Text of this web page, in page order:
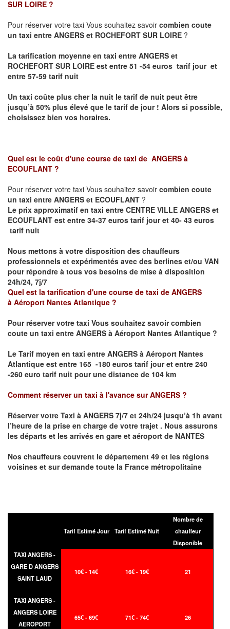
SUR LOIRE ?
Pour réserver votre taxi Vous souhaitez savoir combien coute
un taxi entre ANGERS et ROCHEFORT SUR LOIRE ?
La tarification moyenne en taxi entre ANGERS et
ROCHEFORT SUR LOIRE est entre 51 -54 euros tarif jour et
entre 57-59 tarif nuit
Un taxi coûte plus cher la nuit le tarif de nuit peut être
jusqu’à 50% plus élevé que le tarif de jour ! Alors si possible,
choisissez bien vos horaires.
Quel est le coût d'une course de taxi de ANGERS à
ECOUFLANT ?
Pour réserver votre taxi Vous souhaitez savoir combien coute
un taxi entre ANGERS et ECOUFLANT ?
Le prix approximatif en taxi entre CENTRE VILLE ANGERS et
ECOUFLANT est entre 34-37 euros tarif jour et 40- 43 euros
tarif nuit
Nous mettons à votre disposition des chauffeurs
professionnels et expérimentés avec des berlines et/ou VAN
pour répondre à tous vos besoins de mise à disposition
24h/24, 7j/7
Quel est la tarification d'une course de taxi de ANGERS
à Aéroport Nantes Atlantique ?
Pour réserver votre taxi Vous souhaitez savoircombien
coute un taxi entre ANGERS à Aéroport Nantes Atlantique ?
Le Tarif moyen en taxi entre ANGERS à Aéroport Nantes
Atlantique est entre 165 -180 euros tarif jour et entre 240
-260 euro tarif nuit pour une distance de 104 km
Comment réserver un taxi à l'avance surANGERS ?
Réserver votre Taxi à ANGERS 7j/7 et 24h/24 jusqu’à 1h avant
l’heure de la prise en charge de votre trajet . Nous assurons
les départs et les arrivés en gare et aéroport de NANTES
Nos chauffeurs couvrent le département 49 et les régions
voisines et sur demande toute la France métropolitaine
Tarif Estimé Jour Tarif Estimé Nuit
Nombre de
chauffeur
Disponible
TAXI ANGERS -
GARE D ANGERS
SAINT LAUD
10€ - 14€ 16€ - 19€ 21
TAXI ANGERS -
ANGERS LOIRE
AEROPORT
65€ - 69€ 71€ - 74€ 26